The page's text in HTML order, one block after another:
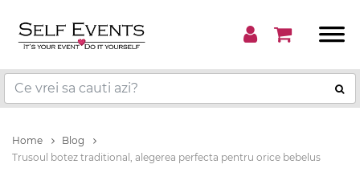
Home
Blog
Trusoul botez traditional, alegerea perfecta pentru orice bebelus